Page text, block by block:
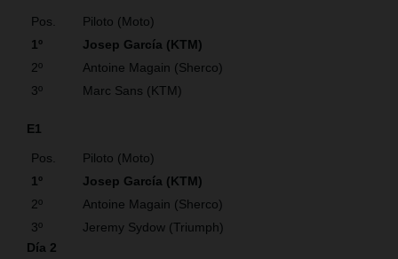
Pos.
Piloto (Moto)
1º
Josep García (KTM)
2º
Antoine Magain (Sherco)
3º
Marc Sans (KTM)
E1
Pos.
Piloto (Moto)
1º
Josep García (KTM)
2º
Antoine Magain (Sherco)
3º
Jeremy Sydow (Triumph)
Día 2